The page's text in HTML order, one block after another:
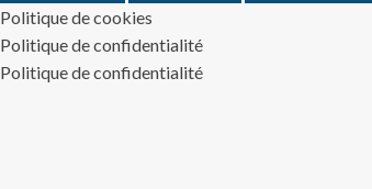
Politique de cookies
Politique de confidentialité
Politique de confidentialité